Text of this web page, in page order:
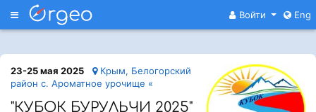
Меню Войти Eng
23-25 мая 2025
Крым, Белогорский
район с. Ароматное урочище «
"КУБОК БУРУЛЬЧИ 2025"